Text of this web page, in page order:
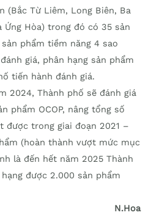
(Bắc Từ Liêm, Long Biên, Ba
Ứng Hòa) trong đó có 35 sản
phẩm tiềm năng 4 sao
giá, phân hạng sản phẩm
tiến hành đánh giá.
2024, Thành phố sẽ đánh giá
phẩm OCOP, nâng tổng số
được trong giai đoạn 2021 –
(hoàn thành vượt mức mục
là đến hết năm 2025 Thành
được 2.000 sản phẩm
N.Hoa